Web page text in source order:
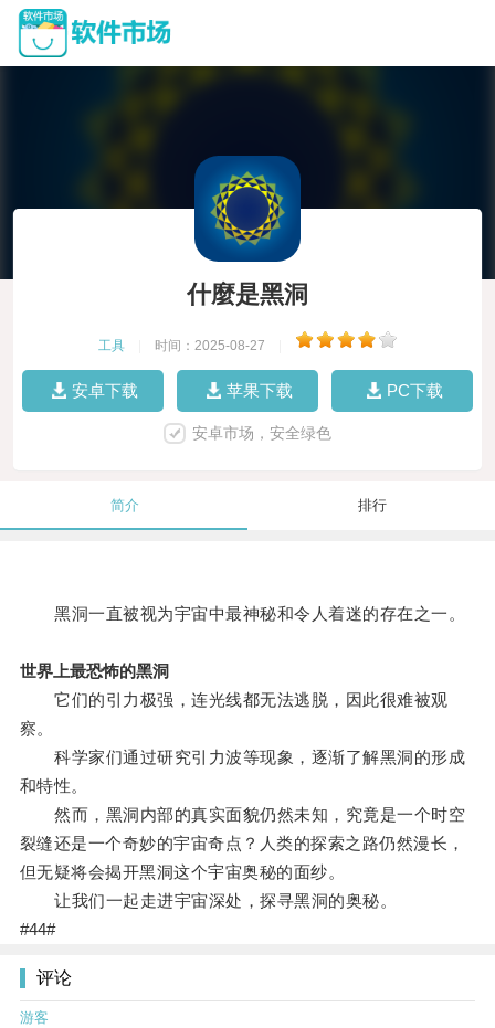
什麼是黑洞
工具 时间：2025-08-27
安卓下载 苹果下载 PC下载
安卓市场，安全绿色
简介 排行
黑洞一直被视为宇宙中最神秘和令人着迷的存在之一。
世界上最恐怖的黑洞
它们的引力极强，连光线都无法逃脱，因此很难被观
察。
科学家们通过研究引力波等现象，逐渐了解黑洞的形成
和特性。
然而，黑洞内部的真实面貌仍然未知，究竟是一个时空
裂缝还是一个奇妙的宇宙奇点？人类的探索之路仍然漫长，
但无疑将会揭开黑洞这个宇宙奥秘的面纱。
让我们一起走进宇宙深处，探寻黑洞的奥秘。
#44#
评论
游客